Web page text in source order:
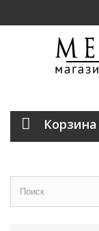
Корзина